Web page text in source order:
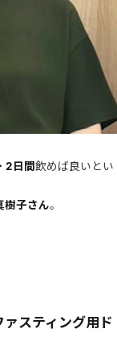
2日間飲めば良いとい
樹子さん。
スティング用ド